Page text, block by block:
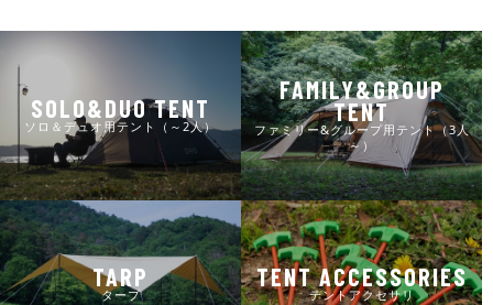
SOLO&DUO TENT
ソロ＆デュオ用テント（～2人）
FAMILY&GROUP
TENT
ファミリー&グループ用テント（3人
～）
TARP
タープ
TENT ACCESSORIES
テントアクセサリ